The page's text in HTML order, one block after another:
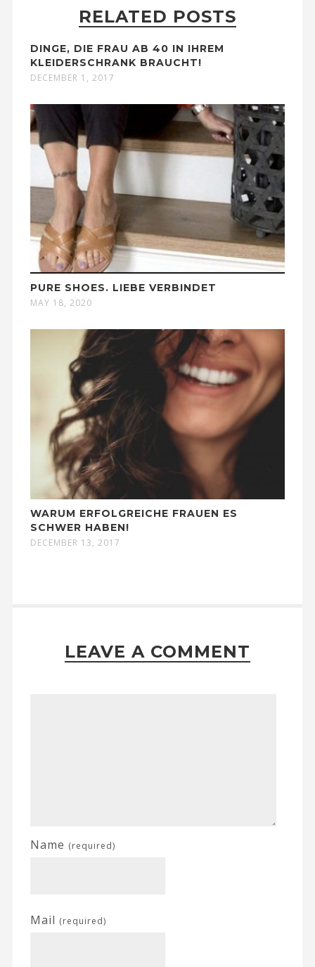
RELATED POSTS
DINGE, DIE FRAU AB 40 IN IHREM
KLEIDERSCHRANK BRAUCHT!
DECEMBER 1, 2017
PURE SHOES. LIEBE VERBINDET
MAY 18, 2020
WARUM ERFOLGREICHE FRAUEN ES
SCHWER HABEN!
DECEMBER 13, 2017
LEAVE A COMMENT
Name (required)
Mail (required)